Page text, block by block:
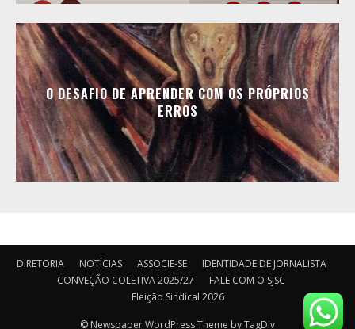
O DESAFIO DE APRENDER COM OS PRÓPRIOS
ERROS
DIRETORIA NOTÍCIAS ASSOCIE-SE
IDENTIDADE DE JORNALISTA
CONVEÇÃO COLETIVA 2025/27
FALE COM O SJSC
Eleição Sindical 2026
© Newspaper WordPress Theme by TagDiv